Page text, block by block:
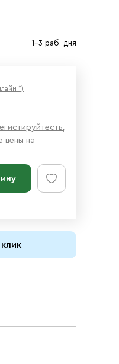
1-3 раб. дня
*)
,
цены на